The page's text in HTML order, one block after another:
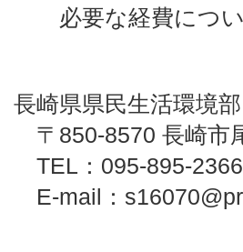
必要な経費につい
長崎県県民生活環境
〒850-8570 長崎市
TEL：095-895-
E-mail：